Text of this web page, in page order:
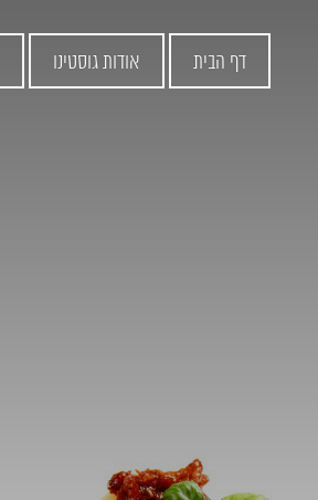
דף הבית אודות גוסטינו